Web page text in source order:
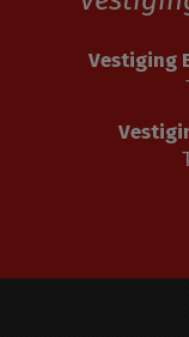
Vestiging